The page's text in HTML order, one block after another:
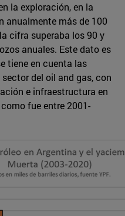
la exploración, en la
anualmente más de 100
cifra superaba los 90 y
anuales. Este dato es
tiene en cuenta las
del oil and gas, con
e infraestructura en
fue entre 2001-